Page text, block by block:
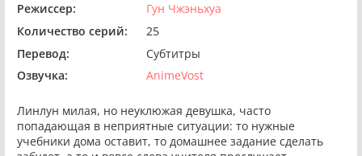
Режиссер:
Гун Чжэньхуа
Количество серий:
25
Перевод:
Субтитры
Озвучка:
AnimeVost
Линлун милая, но неуклюжая девушка, часто
попадающая в неприятные ситуации: то нужные
учебники дома оставит, то домашнее задание сделать